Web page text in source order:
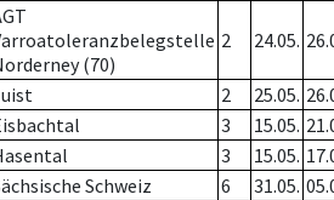
(70)
2 24.05.
2 25.05.
3 15.05.
3 15.05.
Schweiz 6 31.05.